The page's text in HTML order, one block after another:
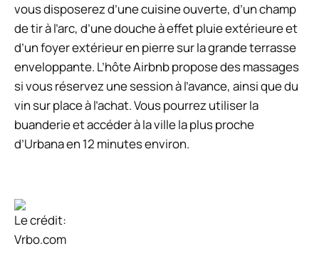
vous disposerez d’une cuisine ouverte, d’un champ
de tir à l’arc, d’une douche à effet pluie extérieure et
d’un foyer extérieur en pierre sur la grande terrasse
enveloppante. L’hôte Airbnb propose des massages
si vous réservez une session à l’avance, ainsi que du
vin sur place à l’achat. Vous pourrez utiliser la
buanderie et accéder à la ville la plus proche
d’Urbana en 12 minutes environ.
Le crédit:
Vrbo.com